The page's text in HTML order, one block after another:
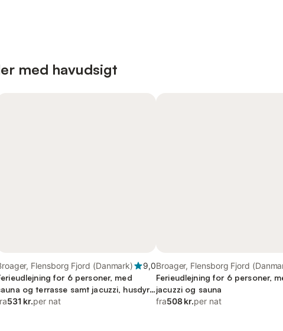
med havudsigt
Flensborg Fjord (Danmark)
9,0
for 6 personer, med
og terrasse samt jacuzzi, husdyr
531 kr.per nat
Broager, Flensborg Fjord
Ferieudlejning for 6 personer,
jacuzzi og sauna
fra508 kr.per nat